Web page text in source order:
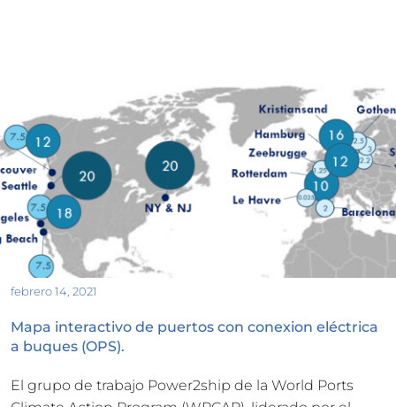
febrero 14, 2021
Mapa interactivo de puertos con conexion eléctrica
a buques (OPS).
El grupo de trabajo Power2ship de la World Ports